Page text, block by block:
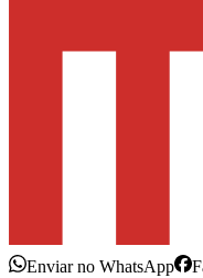
Enviar no WhatsApp